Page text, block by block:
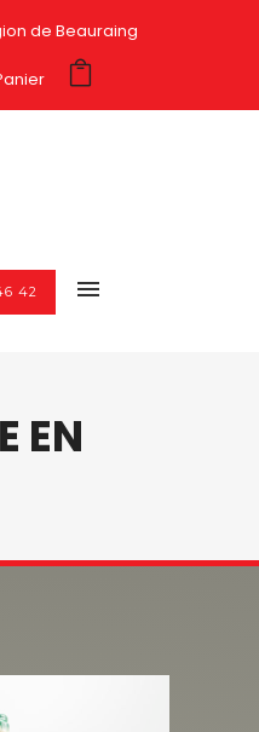
de Beauraing
42
EN